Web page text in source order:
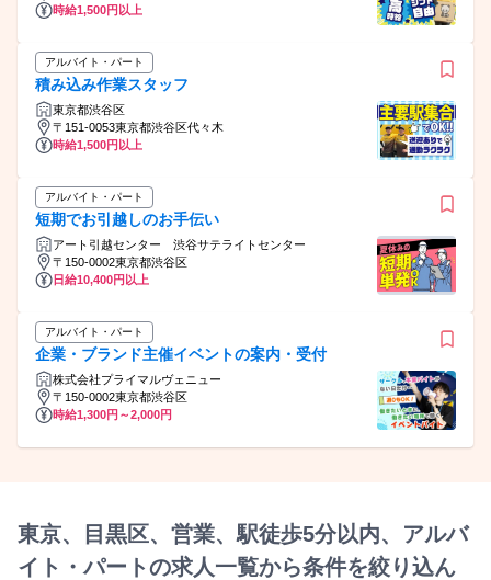
時給1,500円以上
アルバイト・パート
積み込み作業スタッフ
東京都渋谷区
〒151-0053東京都渋谷区代々木
時給1,500円以上
アルバイト・パート
短期でお引越しのお手伝い
アート引越センター 渋谷サテライトセンター
〒150-0002東京都渋谷区
日給10,400円以上
アルバイト・パート
企業・ブランド主催イベントの案内・受付
株式会社プライマルヴェニュー
〒150-0002東京都渋谷区
時給1,300円～2,000円
東京、目黒区、営業、駅徒歩5分以内、アルバ
イト・パートの求人一覧から条件を絞り込ん